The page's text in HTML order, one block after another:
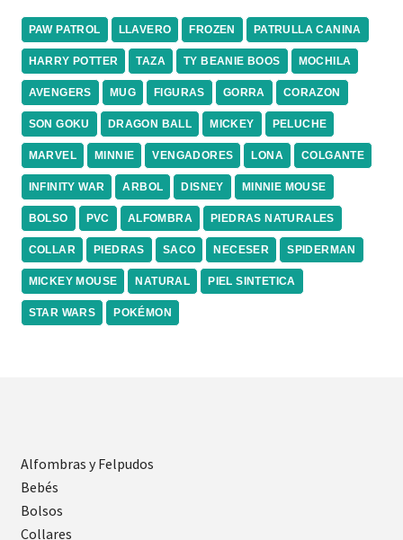
PAW PATROL LLAVERO FROZEN PATRULLA CANINA
HARRY POTTER TAZA TY BEANIE BOOS MOCHILA
AVENGERS MUG FIGURAS GORRA CORAZON
SON GOKU DRAGON BALL MICKEY PELUCHE
MARVEL MINNIE VENGADORES LONA COLGANTE
INFINITY WAR ARBOL DISNEY MINNIE MOUSE
BOLSO PVC ALFOMBRA PIEDRAS NATURALES
COLLAR PIEDRAS SACO NECESER SPIDERMAN
MICKEY MOUSE NATURAL PIEL SINTETICA
STAR WARS POKÉMON
Alfombras y Felpudos
Bebés
Bolsos
Collares